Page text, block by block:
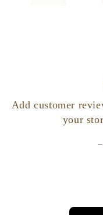
Add customer
your